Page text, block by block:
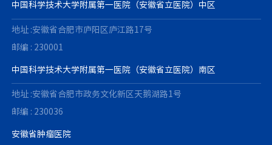
中国科学技术大学附属第一医院（安徽省立医院）中区
地址 :安徽省合肥市庐阳区庐江路17号
邮编 : 230001
中国科学技术大学附属第一医院（安徽省立医院）南区
地址 :安徽省合肥市政务文化新区天鹅湖路1号
邮编 : 230036
安徽省肿瘤医院